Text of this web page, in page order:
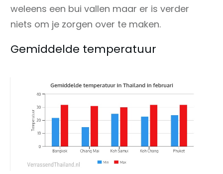
weleens een bui vallen maar er is verder
niets om je zorgen over te maken.
Gemiddelde temperatuur